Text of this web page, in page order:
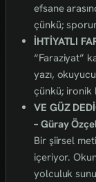
efsane
çünkü;
İHTİYATLI
“Faraziyat”
yazı,
çünkü; ironik
VE GÜZ
– Güray
Bir şiirsel
içeriyor.
yolculuk